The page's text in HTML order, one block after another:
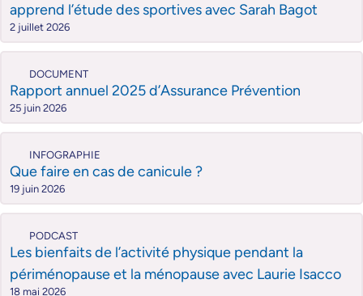
apprend l’étude des sportives avec Sarah Bagot
2 juillet 2026
DOCUMENT
Rapport annuel 2025 d’Assurance Prévention
25 juin 2026
INFOGRAPHIE
Que faire en cas de canicule ?
19 juin 2026
PODCAST
Les bienfaits de l’activité physique pendant la
périménopause et la ménopause avec Laurie Isacco
18 mai 2026